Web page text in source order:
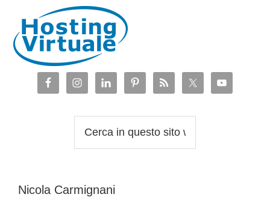
navigazione
primaria
contenuto
principale
barra
laterale
piè
web
Nicola Carmignani